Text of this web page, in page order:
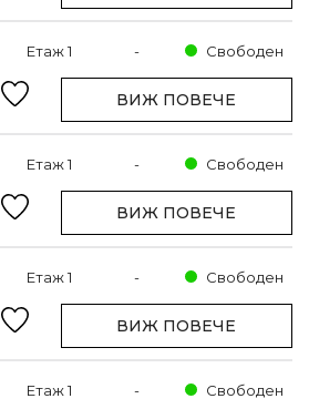
Етаж 1 - Свободен
ВИЖ ПОВЕЧЕ
Етаж 1 - Свободен
ВИЖ ПОВЕЧЕ
Етаж 1 - Свободен
ВИЖ ПОВЕЧЕ
Етаж 1 - Свободен